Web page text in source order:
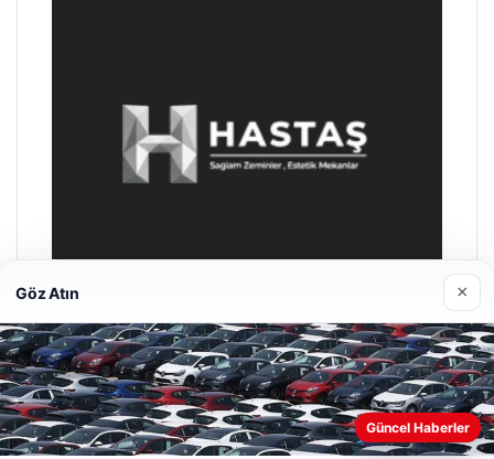
Prenses Night Club
29/04/2026
Web sitemizi nasıl kullandığınızı daha iyi anlayabilmek,
Göz Atın ×
Güncel Haberler